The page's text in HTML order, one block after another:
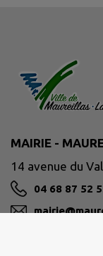
MAIRIE -
14 avenue du
04 68 87 52